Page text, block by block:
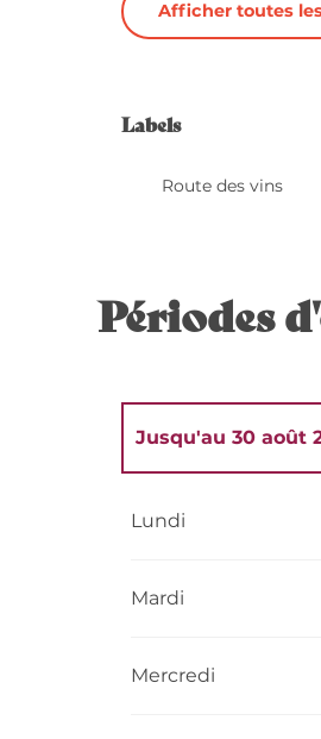
Afficher toutes
Labels
Labels
Route des vins
Périodes
Jusqu'au 30 août
Lundi
Mardi
Mercredi